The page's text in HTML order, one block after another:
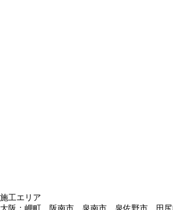
施工エリア
大阪：岬町 阪南市 泉南市 泉佐野市 田